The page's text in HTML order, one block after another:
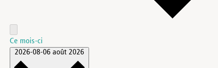
Ce mois-ci
2026-08-06 août 2026